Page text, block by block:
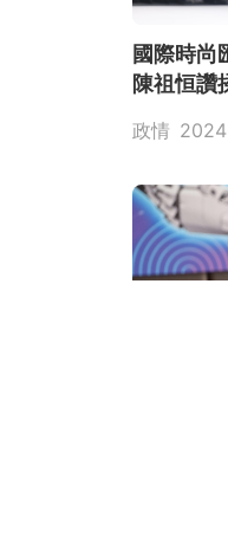
國際時尚
陳祖恒讚
政情